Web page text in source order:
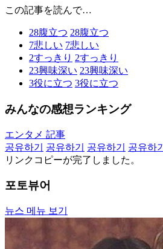
この記事を読んで…
28腹立つ 28腹立つ
7悲しい 7悲しい
2すっきり 2すっきり
23興味深い 23興味深い
3役に立つ 3役に立つ
みんなの感想ランキング
エンタメ 記事
공유하기
공유하기 공유하기 공유하기
リンクコピーが完了しました。
포토뷰어
뉴스 메뉴 보기